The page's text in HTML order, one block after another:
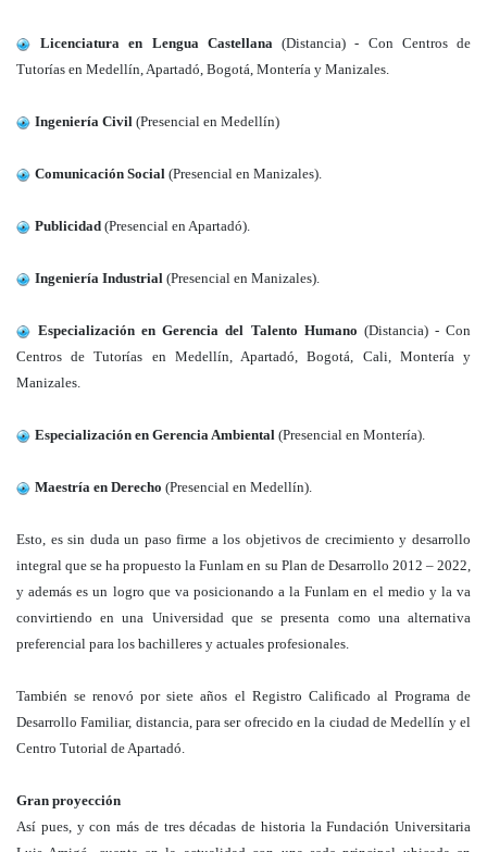
Licenciatura en Lengua Castellana(Distancia) - Con Centros de
Tutorías en Medellín, Apartadó, Bogotá, Montería y Manizales.
Ingeniería Civil (Presencial en Medellín)
Comunicación Social (Presencial en Manizales).
Publicidad (Presencial en Apartadó).
Ingeniería Industrial (Presencial en Manizales).
Especialización en Gerencia del Talento Humano (Distancia) - Con
Centros de Tutorías en Medellín, Apartadó, Bogotá, Cali, Montería y
Manizales.
Especialización en Gerencia Ambiental (Presencial en Montería).
Maestría en Derecho (Presencial en Medellín).
Esto, es sin duda un paso firme a los objetivos de crecimiento y desarrollo
integral que se ha propuesto la Funlam en su Plan de Desarrollo 2012 – 2022,
y además es un logro que va posicionando a la Funlam en el medio y la va
convirtiendo en una Universidad que se presenta como una alternativa
preferencial para los bachilleres y actuales profesionales.
También se renovó por siete años el Registro Calificado al Programa de
Desarrollo Familiar, distancia, para ser ofrecido en la ciudad de Medellín y el
Centro Tutorial de Apartadó.
Gran proyección
Así pues, y con más de tres décadas de historia la Fundación Universitaria